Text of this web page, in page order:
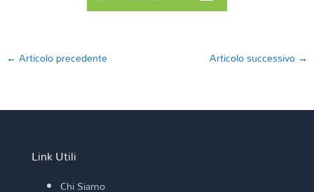
← Articolo precedente Articolo successivo →
Link Utili
Chi Siamo